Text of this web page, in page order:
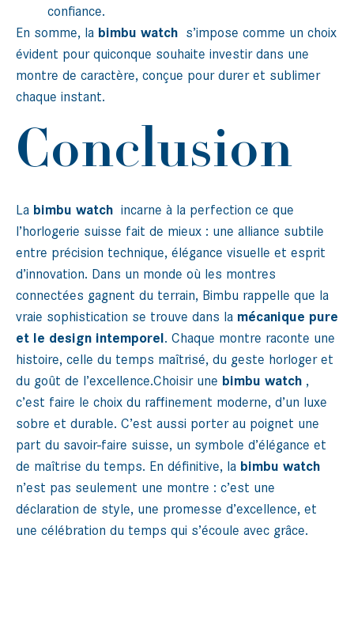
confiance.
En somme, la bimbu watch s’impose comme un choix
évident pour quiconque souhaite investir dans une
montre de caractère, conçue pour durer et sublimer
chaque instant.
Conclusion
La bimbu watch incarne à la perfection ce que
l’horlogerie suisse fait de mieux : une alliance subtile
entre précision technique, élégance visuelle et esprit
d’innovation. Dans un monde où les montres
connectées gagnent du terrain, Bimbu rappelle que la
vraie sophistication se trouve dans la mécanique pure
et le design intemporel. Chaque montre raconte une
histoire, celle du temps maîtrisé, du geste horloger et
du goût de l’excellence.Choisir une bimbu watch ,
c’est faire le choix du raffinement moderne, d’un luxe
sobre et durable. C’est aussi porter au poignet une
part du savoir-faire suisse, un symbole d’élégance et
de maîtrise du temps. En définitive, la bimbu watch
n’est pas seulement une montre : c’est une
déclaration de style, une promesse d’excellence, et
une célébration du temps qui s’écoule avec grâce.